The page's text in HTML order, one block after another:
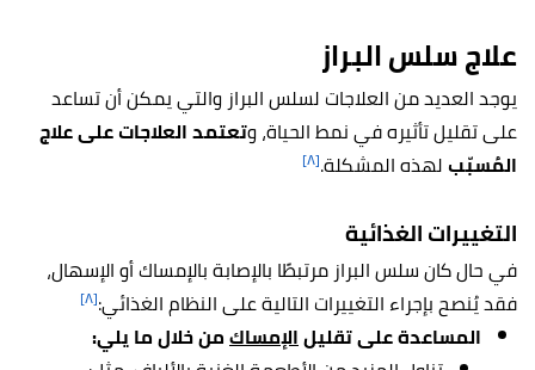
علاج سلس البراز
يوجد العديد من العلاجات لسلس البراز والتي يمكن أن تساعد
على تقليل تأثيره في نمط الحياة، وتعتمد العلاجات على علاج
المُسبّب لهذه المشكلة.[٨]
التغييرات الغذائية
في حال كان سلس البراز مرتبطًا بالإصابة بالإمساك أو الإسهال،
فقد يُنصح بإجراء التغييرات التالية على النظام الغذائي:[٨]
المساعدة على تقليلالإمساكمن خلال ما يلي: